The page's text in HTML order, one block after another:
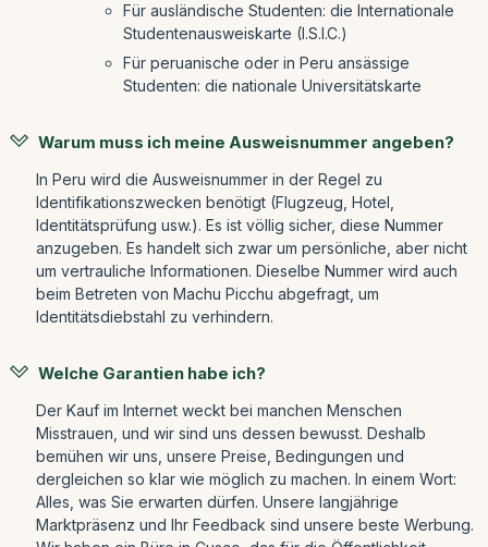
Für ausländische Studenten: die Internationale
Studentenausweiskarte (I.S.I.C.)
Für peruanische oder in Peru ansässige
Studenten: die nationale Universitätskarte
Warum muss ich meine Ausweisnummer angeben?
In Peru wird die Ausweisnummer in der Regel zu
Identifikationszwecken benötigt (Flugzeug, Hotel,
Identitätsprüfung usw.). Es ist völlig sicher, diese Nummer
anzugeben. Es handelt sich zwar um persönliche, aber nicht
um vertrauliche Informationen. Dieselbe Nummer wird auch
beim Betreten von Machu Picchu abgefragt, um
Identitätsdiebstahl zu verhindern.
Welche Garantien habe ich?
Der Kauf im Internet weckt bei manchen Menschen
Misstrauen, und wir sind uns dessen bewusst. Deshalb
bemühen wir uns, unsere Preise, Bedingungen und
dergleichen so klar wie möglich zu machen. In einem Wort:
Alles, was Sie erwarten dürfen. Unsere langjährige
Marktpräsenz und Ihr Feedback sind unsere beste Werbung.